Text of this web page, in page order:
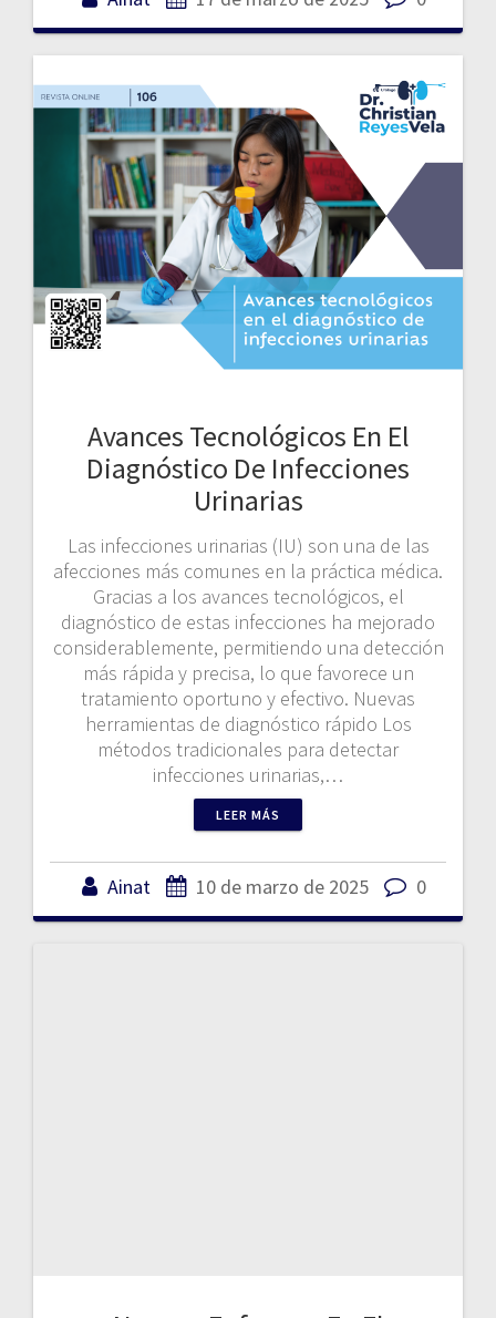
Avances Tecnológicos En El
Diagnóstico De Infecciones
Urinarias
Las infecciones urinarias (IU) son una de las
afecciones más comunes en la práctica médica.
Gracias a los avances tecnológicos, el
diagnóstico de estas infecciones ha mejorado
considerablemente, permitiendo una detección
más rápida y precisa, lo que favorece un
tratamiento oportuno y efectivo. Nuevas
herramientas de diagnóstico rápido Los
métodos tradicionales para detectar
infecciones urinarias,…
LEER MÁS
Ainat 10 de marzo de 2025 0